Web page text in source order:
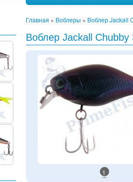
Главная » Воблеры » Воблер Jackall
Воблер Jackall Chubby
1